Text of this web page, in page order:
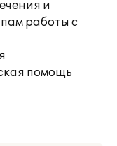
и
работы с
помощь